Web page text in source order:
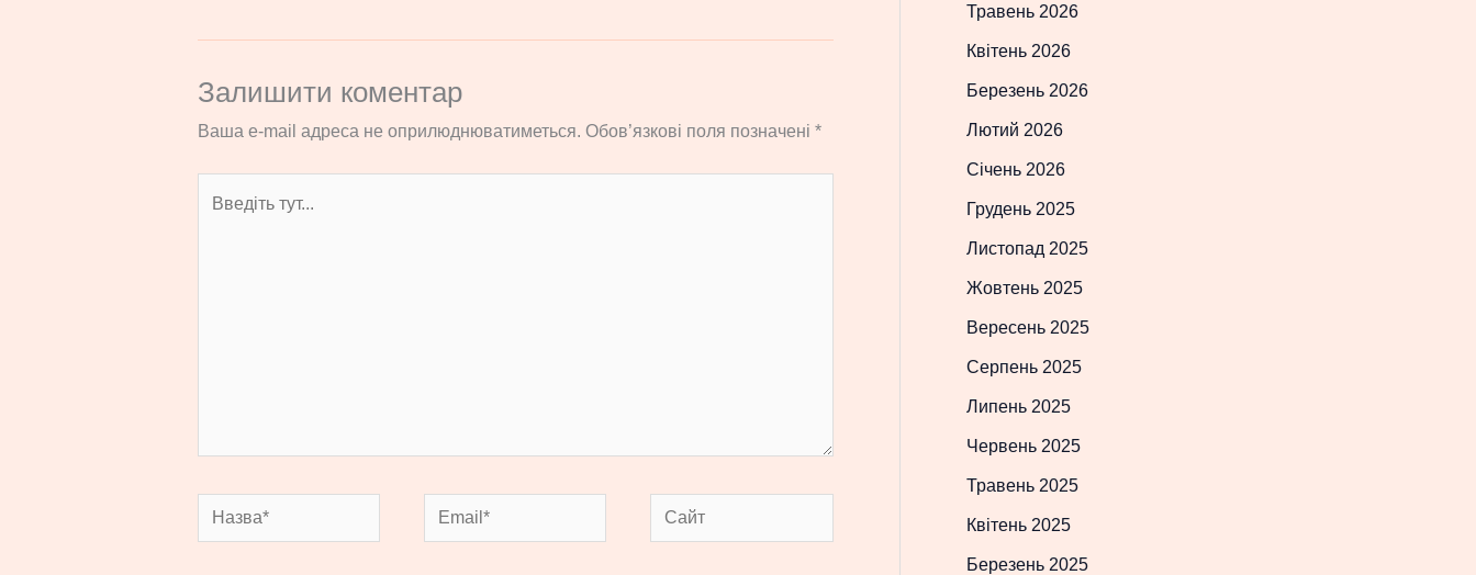
Залишити коментар
Ваша e-mail адреса не оприлюднюватиметься. Обов’язкові поля позначені *
Назва* Email* Сайт
Травень 2026
Квітень 2026
Березень 2026
Лютий 2026
Січень 2026
Грудень 2025
Листопад 2025
Жовтень 2025
Вересень 2025
Серпень 2025
Липень 2025
Червень 2025
Травень 2025
Квітень 2025
Березень 2025